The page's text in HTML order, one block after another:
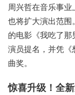
周兴哲在音乐事
也将扩大演出范
的电影《我吃了
演员提名，并凭
曲奖。
惊喜升级！全